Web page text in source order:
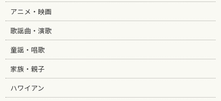
アニメ・映画
歌謡曲・演歌
童謡・唱歌
家族・親子
ハワイアン